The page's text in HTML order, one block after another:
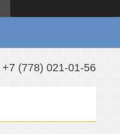
+7 (778) 021-01-56